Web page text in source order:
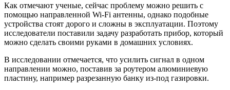
Как отмечают ученые, сейчас проблему можно решить с
помощью направленной Wi-Fi антенны, однако подобные
устройства стоят дорого и сложны в эксплуатации. Поэтому
исследователи поставили задачу разработать прибор, который
можно сделать своими руками в домашних условиях.
В исследовании отмечается, что усилить сигнал в одном
направлении можно, поставив за роутером алюминиевую
пластину, например разрезанную банку из-под газировки.